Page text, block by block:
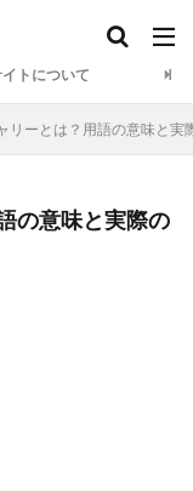
トについて
リーとは？用語の意味と実
の意味と実際の